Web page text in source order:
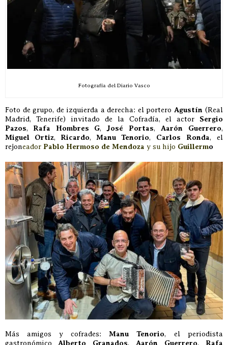
Fotografía del Diario Vasco
Foto de grupo, de izquierda a derecha: el portero Agustín (Real
Madrid, Tenerife) invitado de la Cofradía, el actor Sergio
Pazos, Rafa Hombres G, José Portas, Aarón Guerrero,
Miguel Ortiz, Ricardo, Manu Tenorio, Carlos Ronda, el
rejoneador Pablo Hermoso de Mendoza y su hijo Guillermo
Más amigos y cofrades: Manu Tenorio, el periodista
gastronómico
, ,